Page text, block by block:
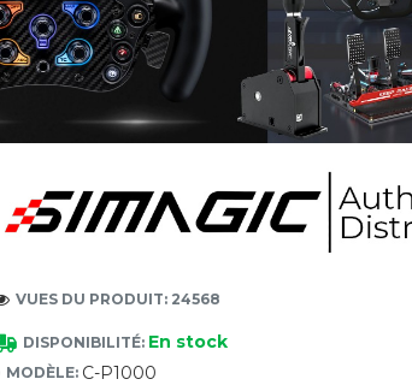
DISPONIBILITÉ: En stock
MODÈLE: C-P1000
VUES DU PRODUIT: 24568